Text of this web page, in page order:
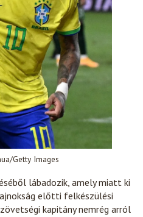
Getty Images
lábadozik, amely miatt ki
előtti felkészülési
kapitány nemrég arról